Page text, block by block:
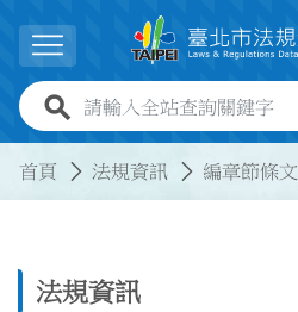
展開選單
全站查詢關鍵字欄位
首頁 法規資訊 編章節條文
法規資訊